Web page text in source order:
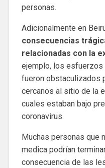
personas.
Adicionalmente en
consecuencias
relacionadas con la
ejemplo, los esfuerzos
fueron obstaculizados
cercanos al sitio de la
cuales estaban bajo
coronavirus.
Muchas personas que
medica podrían
consecuencia de las